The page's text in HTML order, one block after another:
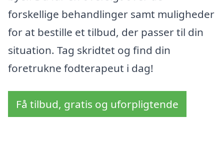
forskellige behandlinger samt muligheder
for at bestille et tilbud, der passer til din
situation. Tag skridtet og find din
foretrukne fodterapeut i dag!
Få tilbud, gratis og uforpligtende